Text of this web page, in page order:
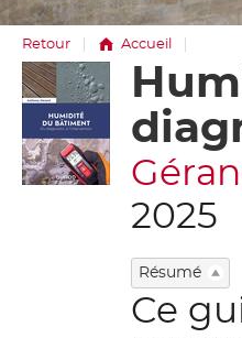
Retour Accueil
Détail
document
2025
Résumé
Ce